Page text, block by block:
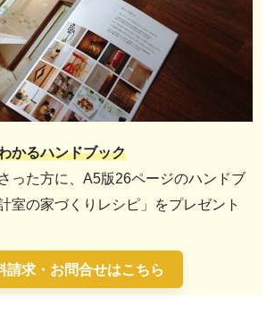
かるハンドブック
った方に、A5版26ページのハンドブ
室の家づくりレシピ」をプレゼント
請求・お問合せはこちら